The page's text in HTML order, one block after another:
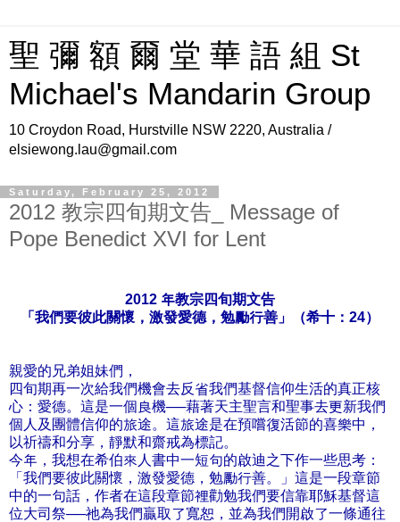
聖 彌 額 爾 堂 華 語 組 St
Michael's Mandarin Group
10 Croydon Road, Hurstville NSW 2220, Australia /
elsiewong.lau@gmail.com
Saturday, February 25, 2012
2012 教宗四旬期文告_ Message of
Pope Benedict XVI for Lent
2012 年教宗四旬期文告
「我們要彼此關懷，激發愛德，勉勵行善」（希十：24）
親愛的兄弟姐妹們，
四旬期再一次給我們機會去反省我們基督信仰生活的真正核
心：愛德。這是一個良機──藉著天主聖言和聖事去更新我們
個人及團體信仰的旅途。這旅途是在預嚐復活節的喜樂中，
以祈禱和分享，靜默和齋戒為標記。
今年，我想在希伯來人書中一短句的啟迪之下作一些思考：
「我們要彼此關懷，激發愛德，勉勵行善。」這是一段章節
中的一句話，作者在這段章節裡勸勉我們要信靠耶穌基督這
位大司祭──祂為我們贏取了寬恕，並為我們開啟了一條通往